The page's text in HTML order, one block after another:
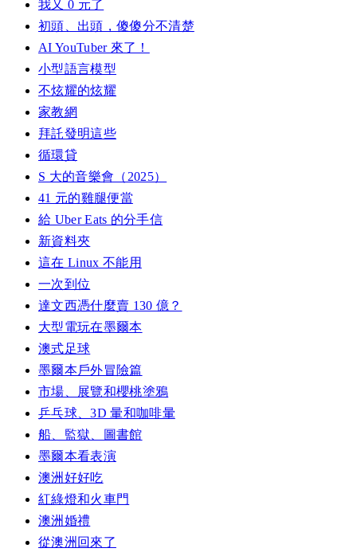
我又 0 元了
初頭、出頭，傻傻分不清楚
AI YouTuber 來了！
小型語言模型
不炫耀的炫耀
家教網
拜託發明這些
循環貸
S 大的音樂會（2025）
41 元的雞腿便當
給 Uber Eats 的分手信
新資料夾
這在 Linux 不能用
一次到位
達文西憑什麼賣 130 億？
大型電玩在墨爾本
澳式足球
墨爾本戶外冒險篇
市場、展覽和櫻桃塗鴉
乒乓球、3D 暈和咖啡暈
船、監獄、圖書館
墨爾本看表演
澳洲好好吃
紅綠燈和火車門
澳洲婚禮
從澳洲回來了